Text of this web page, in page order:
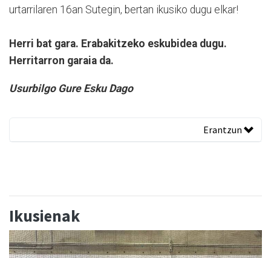
urtarrilaren 16an Sutegin, bertan ikusiko dugu elkar!
Herri bat gara. Erabakitzeko eskubidea dugu.
Herritarron garaia da.
Usurbilgo Gure Esku Dago
Erantzun
Ikusienak